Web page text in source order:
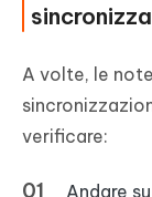
A volte, le
verificare:
Andare